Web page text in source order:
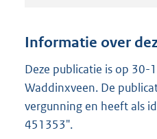
Informatie over
Deze publicatie is op
Waddinxveen. De
vergunning en heeft als
451353".